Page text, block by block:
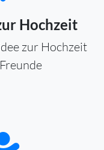
Hochzeit
zur Hochzeit